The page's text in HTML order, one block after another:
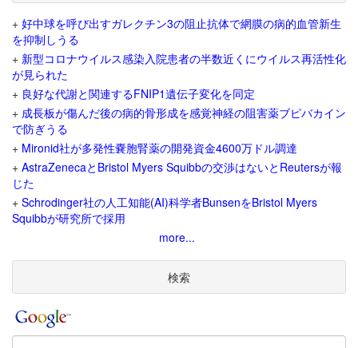
+ 好中球を呼び出すガレクチン3の阻止抗体で網膜の病的血管新生
を抑制しうる
+ 新型コロナウイルス感染入院患者の半数近くにウイルス再活性化
が見られた
+ 良好な代謝と関連するFNIP1遺伝子変化を同定
+ 成長板が傷んだ後の病的骨形成を感覚神経の阻害薬ブピバカイン
で防ぎうる
+ Mironid社が多発性嚢胞腎薬の開発資金4600万ドル調達
+ AstraZenecaとBristol Myers Squibbの交渉はないとReutersが報
じた
+ Schrodinger社の人工知能(AI)科学者BunsenをBristol Myers
Squibbが研究所で採用
more...
検索